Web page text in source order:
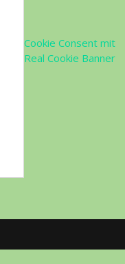
Cookie Consent mit
Real Cookie Banner